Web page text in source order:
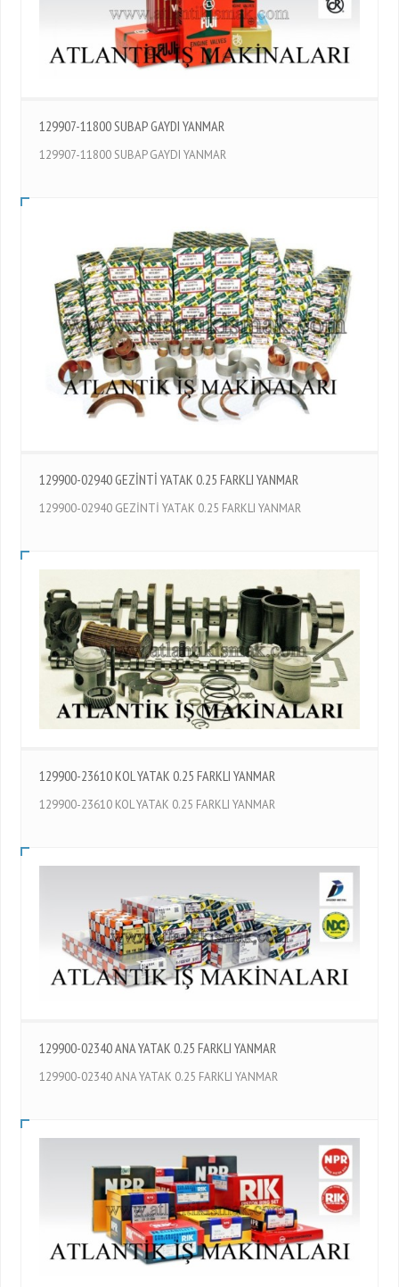
129907-11800 SUBAP GAYDI YANMAR
129907-11800 SUBAP GAYDI YANMAR
129900-02940 GEZİNTİ YATAK 0.25 FARKLI YANMAR
129900-02940 GEZİNTİ YATAK 0.25 FARKLI YANMAR
129900-23610 KOL YATAK 0.25 FARKLI YANMAR
129900-23610 KOL YATAK 0.25 FARKLI YANMAR
129900-02340 ANA YATAK 0.25 FARKLI YANMAR
129900-02340 ANA YATAK 0.25 FARKLI YANMAR